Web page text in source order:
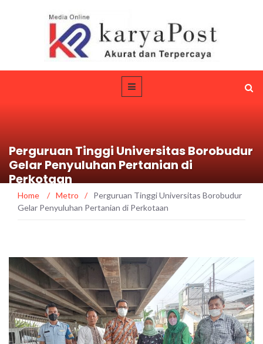
Perguruan Tinggi Universitas Borobudur
Gelar Penyuluhan Pertanian di
Perkotaan
Home / Metro /
Perguruan Tinggi Universitas Borobudur
Gelar Penyuluhan Pertanian di Perkotaan